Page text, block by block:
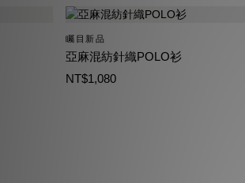
矚目新品
亞麻混紡針織POLO衫
NT$1,080